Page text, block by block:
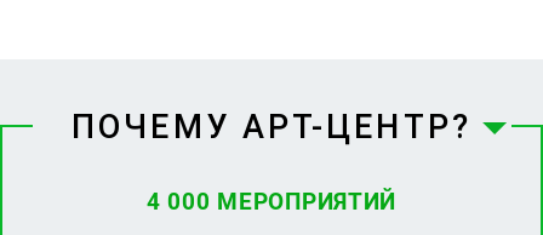
ПОЧЕМУ АРТ-ЦЕНТР?
4 000 МЕРОПРИЯТИЙ